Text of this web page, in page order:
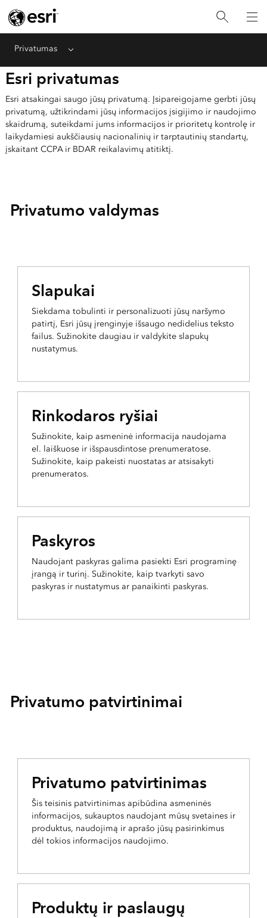
Privatumas Menu
Esri privatumas
Esri atsakingai saugo jūsų privatumą. Įsipareigojame gerbti jūsų
privatumą, užtikrindami jūsų informacijos įsigijimo ir naudojimo
skaidrumą, suteikdami jums informacijos ir prioritetų kontrolę ir
laikydamiesi aukščiausių nacionalinių ir tarptautinių standartų,
įskaitant CCPA ir BDAR reikalavimų atitiktį.
Privatumo valdymas
Slapukai
Siekdama tobulinti ir personalizuoti jūsų naršymo
patirtį, Esri jūsų įrenginyje išsaugo nedidelius teksto
failus. Sužinokite daugiau ir valdykite slapukų
nustatymus.
Rinkodaros ryšiai
Sužinokite, kaip asmeninė informacija naudojama
el. laiškuose ir išspausdintose prenumeratose.
Sužinokite, kaip pakeisti nuostatas ar atsisakyti
prenumeratos.
Paskyros
Naudojant paskyras galima pasiekti Esri programinę
įrangą ir turinį. Sužinokite, kaip tvarkyti savo
paskyras ir nustatymus ar panaikinti paskyras.
Privatumo patvirtinimai
Privatumo patvirtinimas
Šis teisinis patvirtinimas apibūdina asmeninės
informacijos, sukauptos naudojant mūsų svetaines ir
produktus, naudojimą ir aprašo jūsų pasirinkimus
dėl tokios informacijos naudojimo.
Produktų ir paslaugų